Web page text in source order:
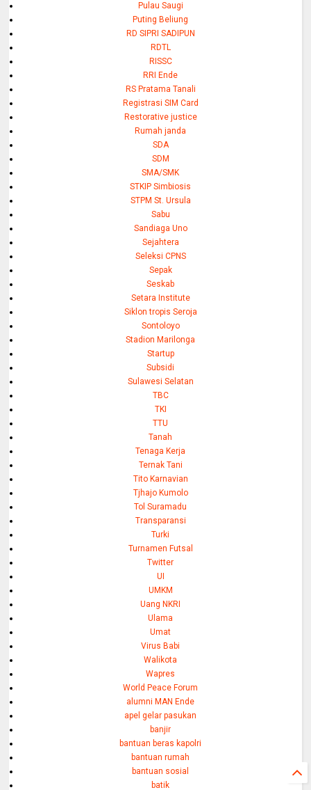
Pulau Saugi
Puting Beliung
RD SIPRI SADIPUN
RDTL
RISSC
RRI Ende
RS Pratama Tanali
Registrasi SIM Card
Restorative justice
Rumah janda
SDA
SDM
SMA/SMK
STKIP Simbiosis
STPM St. Ursula
Sabu
Sandiaga Uno
Sejahtera
Seleksi CPNS
Sepak
Seskab
Setara Institute
Siklon tropis Seroja
Sontoloyo
Stadion Marilonga
Startup
Subsidi
Sulawesi Selatan
TBC
TKI
TTU
Tanah
Tenaga Kerja
Ternak Tani
Tito Karnavian
Tjhajo Kumolo
Tol Suramadu
Transparansi
Turki
Turnamen Futsal
Twitter
UI
UMKM
Uang NKRI
Ulama
Umat
Virus Babi
Walikota
Wapres
World Peace Forum
alumni MAN Ende
apel gelar pasukan
banjir
bantuan beras kapolri
bantuan rumah
bantuan sosial
batik